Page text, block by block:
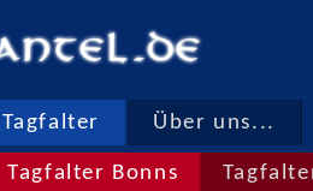
Über uns...
Tagfalter Bonns